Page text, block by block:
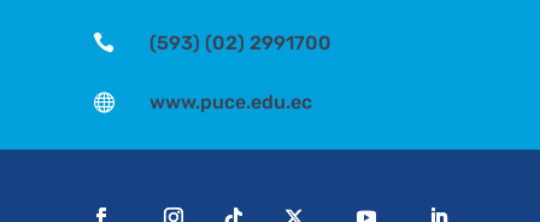
 (593) (02) 2991700
 www.puce.edu.ec